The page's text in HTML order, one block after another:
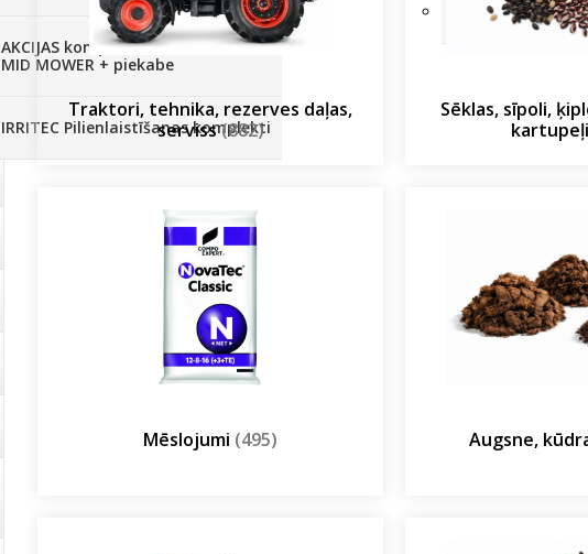
AKCIJAS komplekts - SOLIS 26 HST +
MID MOWER + piekabe
IRRITEC Pilienlaistīšanas komplekti
Pieteikties
Traktori, tehnika, rezerves daļas,
serviss(882)
Sēklas, sīpoli,
kartupeļi
Mēslojumi (495) Augsne,